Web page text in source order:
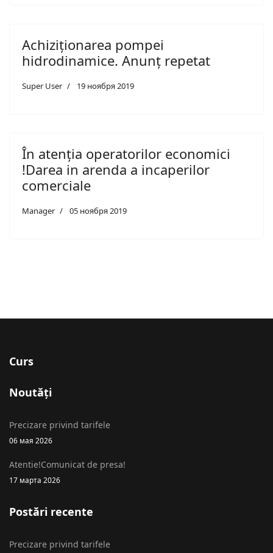
Achiziționarea pompei
hidrodinamice. Anunț repetat
Super User 19 ноября 2019
În atenția operatorilor economici
!Darea in arenda a incaperilor
comerciale
Manager 05 ноября 2019
Curs
Noutăți
Precizare privind tarifele
06 мая 2026
Atentie!Comunicat de presa!
17 марта 2026
Postări recente
Precizare privind tarifele